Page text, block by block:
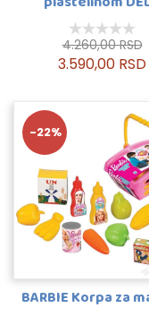
4.260,00 RSD
3.590,00 RSD
-22%
BARBIE Korpa za